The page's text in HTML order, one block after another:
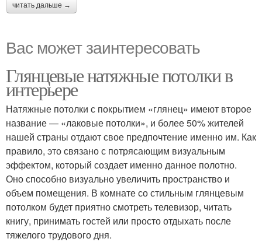
читать дальше →
Вас может заинтересовать
Глянцевые натяжные потолки в
интерьере
Натяжные потолки с покрытием «глянец» имеют второе
название — «лаковые потолки», и более 50% жителей
нашей страны отдают свое предпочтение именно им. Как
правило, это связано с потрясающим визуальным
эффектом, который создает именно данное полотно.
Оно способно визуально увеличить пространство и
объем помещения. В комнате со стильным глянцевым
потолком будет приятно смотреть телевизор, читать
книгу, принимать гостей или просто отдыхать после
тяжелого трудового дня.